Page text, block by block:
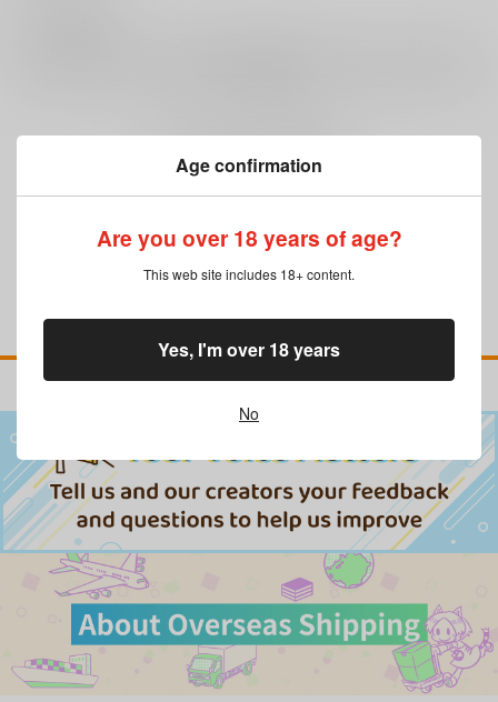
Age confirmation
Are you over 18 years of age?
This web site includes 18+ content.
No
Yes, I'm over 18 years